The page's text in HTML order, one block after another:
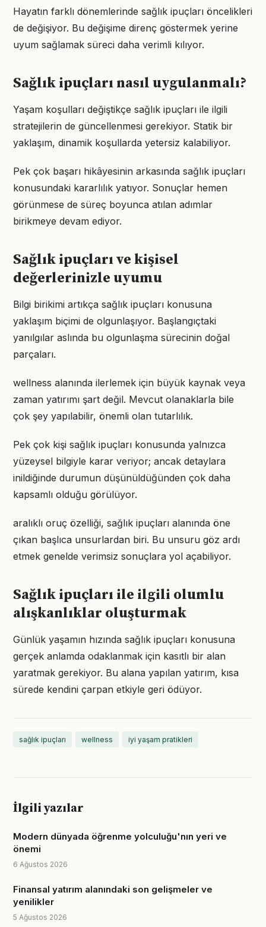
Hayatın farklı dönemlerinde sağlık ipuçları öncelikleri
de değişiyor. Bu değişime direnç göstermek yerine
uyum sağlamak süreci daha verimli kılıyor.
Sağlık ipuçları nasıl uygulanmalı?
Yaşam koşulları değiştikçe sağlık ipuçları ile ilgili
stratejilerin de güncellenmesi gerekiyor. Statik bir
yaklaşım, dinamik koşullarda yetersiz kalabiliyor.
Pek çok başarı hikâyesinin arkasında sağlık ipuçları
konusundaki kararlılık yatıyor. Sonuçlar hemen
görünmese de süreç boyunca atılan adımlar
birikmeye devam ediyor.
Sağlık ipuçları ve kişisel
değerlerinizle uyumu
Bilgi birikimi artıkça sağlık ipuçları konusuna
yaklaşım biçimi de olgunlaşıyor. Başlangıçtaki
yanılgılar aslında bu olgunlaşma sürecinin doğal
parçaları.
wellness alanında ilerlemek için büyük kaynak veya
zaman yatırımı şart değil. Mevcut olanaklarla bile
çok şey yapılabilir, önemli olan tutarlılık.
Pek çok kişi sağlık ipuçları konusunda yalnızca
yüzeysel bilgiyle karar veriyor; ancak detaylara
inildiğinde durumun düşünüldüğünden çok daha
kapsamlı olduğu görülüyor.
aralıklı oruç özelliği, sağlık ipuçları alanında öne
çıkan başlıca unsurlardan biri. Bu unsuru göz ardı
etmek genelde verimsiz sonuçlara yol açabiliyor.
Sağlık ipuçları ile ilgili olumlu
alışkanlıklar oluşturmak
Günlük yaşamın hızında sağlık ipuçları konusuna
gerçek anlamda odaklanmak için kasıtlı bir alan
yaratmak gerekiyor. Bu alana yapılan yatırım, kısa
sürede kendini çarpan etkiyle geri ödüyor.
sağlık ipuçları wellness iyi yaşam pratikleri
İlgili yazılar
Modern dünyada öğrenme yolculuğu'nın yeri ve
önemi
6 Ağustos 2026
Finansal yatırım alanındaki son gelişmeler ve
yenilikler
5 Ağustos 2026